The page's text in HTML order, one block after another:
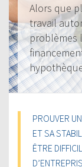
Alors que
travail
problèmes
PROUVER
ET SA
ÊTRE